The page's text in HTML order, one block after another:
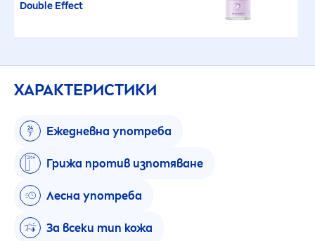
Double Effect
ХАРАКТЕРИСТИКИ
Ежедневна употреба
Грижа против изпотяване
Лесна употреба
За всеки тип кожа